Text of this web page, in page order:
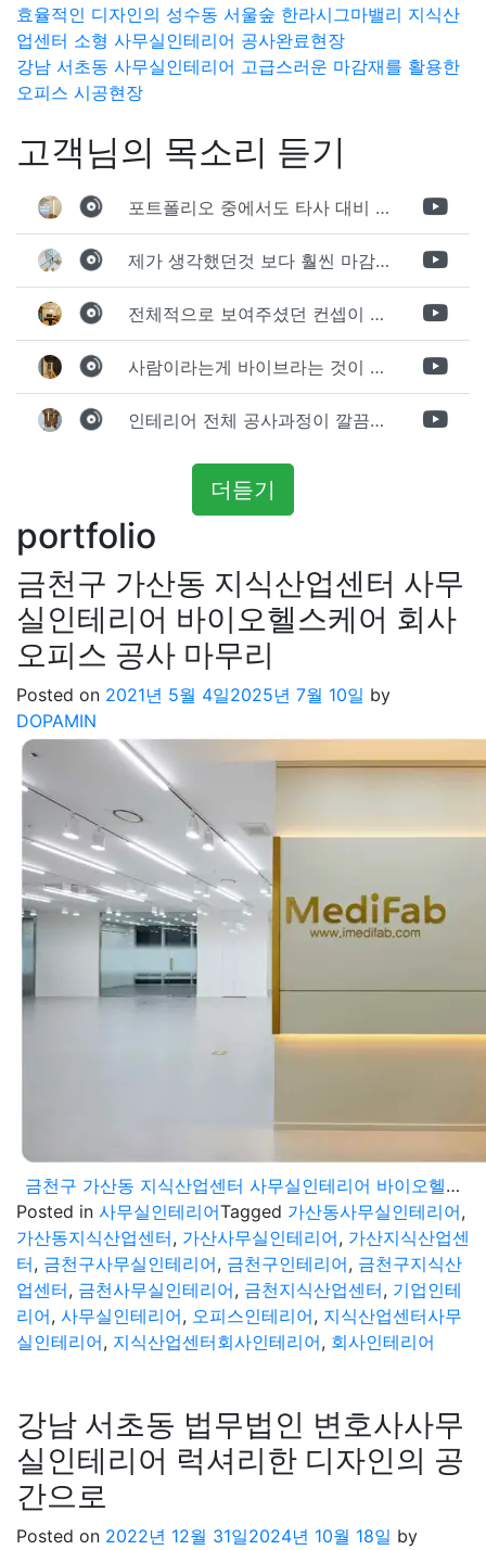
효율적인 디자인의 성수동 서울숲 한라시그마밸리 지식산
업센터 소형 사무실인테리어 공사완료현장
강남 서초동 사무실인테리어 고급스러운 마감재를 활용한
오피스 시공현장
고객님의 목소리 듣기
포트폴리오 중에서도 타사 대비 상세하게 진행되는것 같다는 느낌을 많이 받았습니다. 시공 기반과 디자인기반의 인테리어 회사의 차이점을 알게되었는데 인테리어 디자인 기반의 회사와의 컨텍이 굉장히 만족스러웠습니다.
제가 생각했던것 보다 훨씬 마감이 멋있게 잘 나왔습니다. 바닥 이라던지 벽지색상 그리고 통유리로 추천 해주신것도 참 좋았습니다. 916의 노하우를 잘 살려서 공사는 잘 마무리 된것 같습니다.
전체적으로 보여주셨던 컨셉이 너무 마음에 들었고 실장님께서 개인적으로 만족감 있는 공사를 하고 있다는 느낌이 좋았습니다.
사람이라는게 바이브라는 것이 다 있고 뽐어져 나오는 에너지가 있다고 생각을 합니다. 사람이 가장중요하기 때문에 처음 만났을때 실장님의 에너지가 좋았고 첫인상으로 업체를 선정하게 되었습니다.
인테리어 전체 공사과정이 깔끔하게 진행이 되었고 공사 후 A/S도 빠르게 충실하게 진행을 해주셨습니다.
더듣기
portfolio
금천구 가산동 지식산업센터 사무
실인테리어 바이오헬스케어 회사
오피스 공사 마무리
Posted on 2021년 5월 4일2025년 7월 10일 by
DOPAMIN
금천구 가산동 지식산업센터 사무실인테리어 바이오헬스케어 회사 오피스 공사 마무리
Posted in 사무실인테리어Tagged 가산동사무실인테리어,
가산동지식산업센터, 가산사무실인테리어, 가산지식산업센
터, 금천구사무실인테리어, 금천구인테리어, 금천구지식산
업센터, 금천사무실인테리어, 금천지식산업센터, 기업인테
리어, 사무실인테리어, 오피스인테리어, 지식산업센터사무
실인테리어, 지식산업센터회사인테리어, 회사인테리어
강남 서초동 법무법인 변호사사무
실인테리어 럭셔리한 디자인의 공
간으로
Posted on 2022년 12월 31일2024년 10월 18일 by